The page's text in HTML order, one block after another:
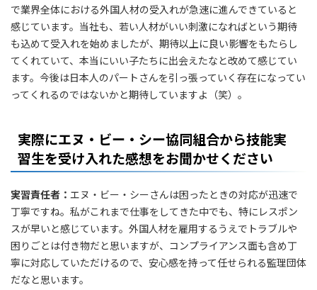
で業界全体における外国人材の受入れが急速に進んできていると
感じています。当社も、若い人材がいい刺激になればという期待
も込めて受入れを始めましたが、期待以上に良い影響をもたらし
てくれていて、本当にいい子たちに出会えたなと改めて感じてい
ます。今後は日本人のパートさんを引っ張っていく存在になってい
ってくれるのではないかと期待していますよ（笑）。
実際にエヌ・ビー・シー協同組合から技能実
習生を受け入れた感想をお聞かせください
実習責任者： エヌ・ビー・シーさんは困ったときの対応が迅速で
丁寧ですね。私がこれまで仕事をしてきた中でも、特にレスポン
スが早いと感じています。外国人材を雇用するうえでトラブルや
困りごとは付き物だと思いますが、コンプライアンス面も含め丁
寧に対応していただけるので、安心感を持って任せられる監理団体
だなと思います。